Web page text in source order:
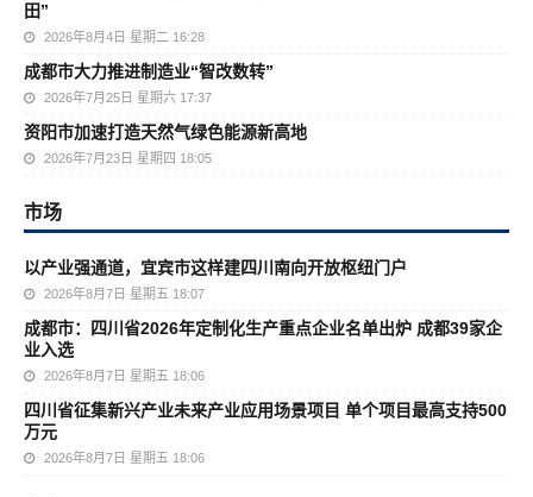
田”
2026年8月4日 星期二 16:28
成都市大力推进制造业“智改数转”
2026年7月25日 星期六 17:37
资阳市加速打造天然气绿色能源新高地
2026年7月23日 星期四 18:05
市场
以产业强通道，宜宾市这样建四川南向开放枢纽门户
2026年8月7日 星期五 18:07
成都市：四川省2026年定制化生产重点企业名单出炉 成都39家企
业入选
2026年8月7日 星期五 18:06
四川省征集新兴产业未来产业应用场景项目 单个项目最高支持500
万元
2026年8月7日 星期五 18:06